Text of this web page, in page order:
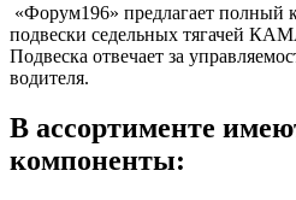
«Форум196» предлагает полный
подвески седельных тягачей
Подвеска отвечает за
водителя.
В ассортименте
компоненты: